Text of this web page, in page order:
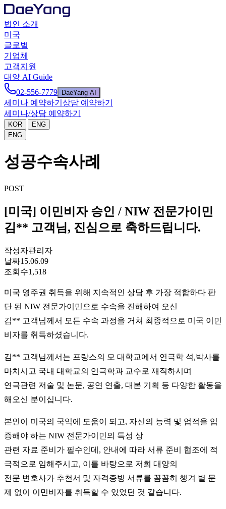
법인 소개
미국
글로벌
기업체
고객지원
대양 AI Guide
02-556-7779
DaeYang AI
세미나 예약하기 상담 예약하기
세미나/상담 예약하기
KOR |
ENG
ENG
성공수속사례
POST
[미국] 이민비자 승인 / NIW 전문가이민
김** 고객님, 진심으로 축하드립니다.
작성자관리자
날짜15.06.09
조회수1,518
미국 영주권 취득을 위해 지속적인 상담 후 가장 적합하다 판
단 된 NIW 전문가이민으로 수속을 진해하여 오신
김** 고객님께서 모든 수속 과정을 거쳐 최종적으로 미국 이민
비자를 취득하셨습니다.
김** 고객님께서는 프랑스의 모 대학교에서 연극학 석,박사를
마치시고 국내 대학교의 연극학과 교수로 재직하시며
연극관련 저술 및 논문, 공연 연출, 대본 기획 등 다양한 활동을
해오신 분이십니다.
본인이 미국의 국익에 도움이 되고, 자신의 능력 및 업적을 입
증해야 하는 NIW 전문가이민의 특성 상
관련 자료 준비가 필수인데, 안내에 따라 서류 준비 협조에 적
극적으로 임해주시고, 이를 바탕으로 저희 대양의
전문 변호사가 추천서 및 자격증빙 서류를 꼼꼼히 챙겨 별 문
제 없이 이민비자를 취득할 수 있었던 것 같습니다.